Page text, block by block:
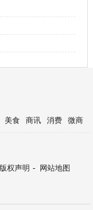
美食 商讯 消费 微商
版权声明 -
网站地图